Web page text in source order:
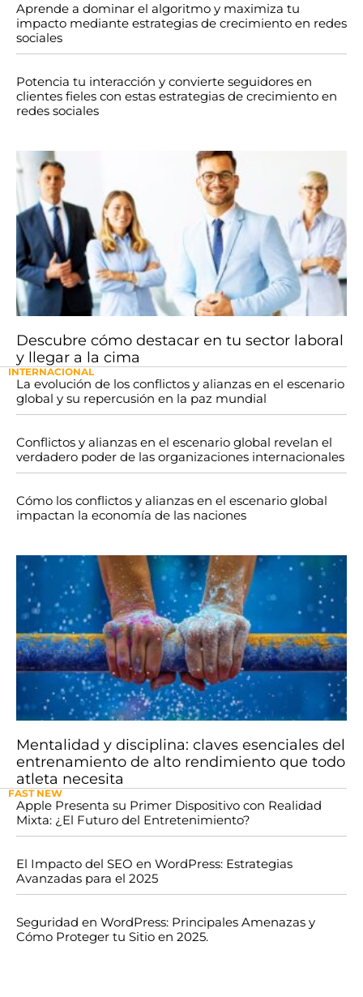
Aprende a dominar el algoritmo y maximiza tu
impacto mediante estrategias de crecimiento en redes
sociales
Potencia tu interacción y convierte seguidores en
clientes fieles con estas estrategias de crecimiento en
redes sociales
Descubre cómo destacar en tu sector laboral
y llegar a la cima
INTERNACIONAL
La evolución de los conflictos y alianzas en el escenario
global y su repercusión en la paz mundial
Conflictos y alianzas en el escenario global revelan el
verdadero poder de las organizaciones internacionales
Cómo los conflictos y alianzas en el escenario global
impactan la economía de las naciones
Mentalidad y disciplina: claves esenciales del
entrenamiento de alto rendimiento que todo
atleta necesita
FAST NEW
Apple Presenta su Primer Dispositivo con Realidad
Mixta: ¿El Futuro del Entretenimiento?
El Impacto del SEO en WordPress: Estrategias
Avanzadas para el 2025
Seguridad en WordPress: Principales Amenazas y
Cómo Proteger tu Sitio en 2025.